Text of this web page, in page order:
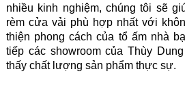
nhiều kinh nghiệm, chúng tôi sẽ
rèm cửa vải phù hợp nhất với
thiện phong cách của tổ ấm nhà
tiếp các showroom của Thùy
thấy chất lượng sản phẩm thực sự.